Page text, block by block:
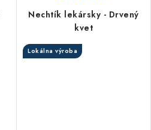
Nechtík lekársky - Drvený
kvet
Lokálna výroba